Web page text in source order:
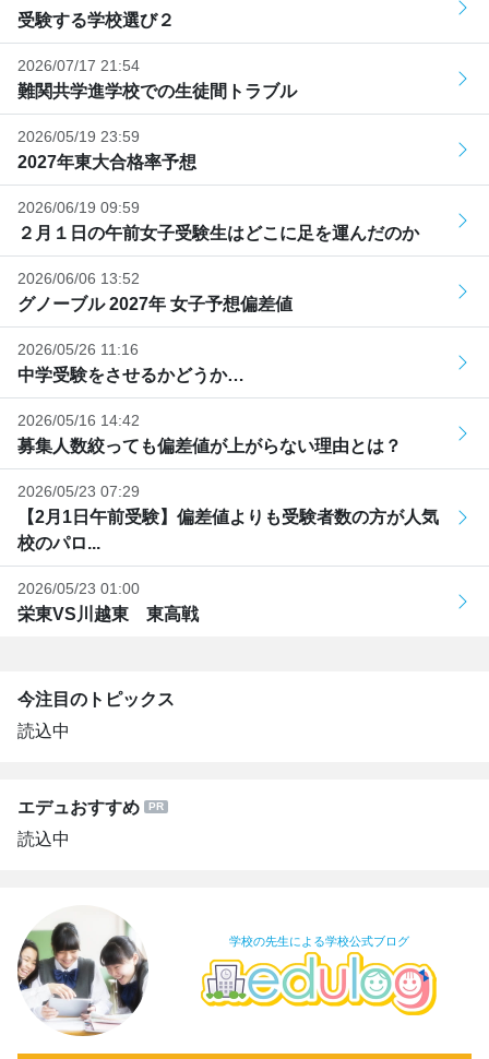
受験する学校選び２
2026/07/17 21:54
難関共学進学校での生徒間トラブル
2026/05/19 23:59
2027年東大合格率予想
2026/06/19 09:59
２月１日の午前女子受験生はどこに足を運んだのか
2026/06/06 13:52
グノーブル 2027年 女子予想偏差値
2026/05/26 11:16
中学受験をさせるかどうか…
2026/05/16 14:42
募集人数絞っても偏差値が上がらない理由とは？
2026/05/23 07:29
【2月1日午前受験】偏差値よりも受験者数の方が人気
校のパロ...
2026/05/23 01:00
栄東VS川越東 東高戦
今注目のトピックス
読込中
エデュおすすめ
読込中
学校の先生による学校公式ブログ